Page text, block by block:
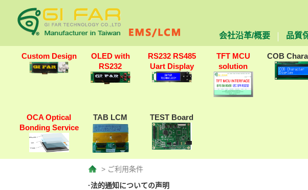
会社沿革/概要 品質
Custom Design
OLED with
RS232
RS232 RS485
Uart Display
TFT MCU
solution
COB
OCA Optical
Bonding Service
TAB LCM TEST Board
> ご利用条件
·法的通知についての声明